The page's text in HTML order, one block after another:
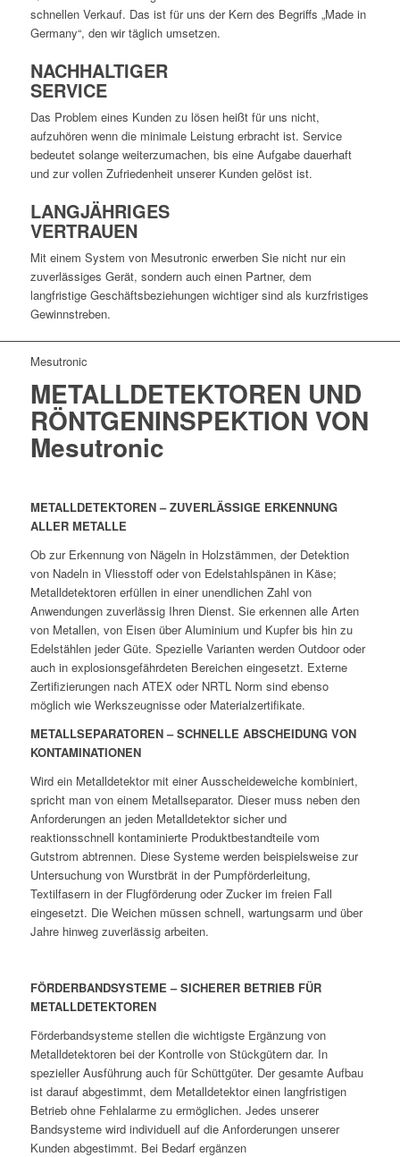
schnellen Verkauf. Das ist für uns der Kern des Begriffs „Made in
Germany“, den wir täglich umsetzen.
NACHHALTIGER
SERVICE
Das Problem eines Kunden zu lösen heißt für uns nicht,
aufzuhören wenn die minimale Leistung erbracht ist. Service
bedeutet solange weiterzumachen, bis eine Aufgabe dauerhaft
und zur vollen Zufriedenheit unserer Kunden gelöst ist.
LANGJÄHRIGES
VERTRAUEN
Mit einem System von Mesutronic erwerben Sie nicht nur ein
zuverlässiges Gerät, sondern auch einen Partner, dem
langfristige Geschäftsbeziehungen wichtiger sind als kurzfristiges
Gewinnstreben.
Mesutronic
METALLDETEKTOREN UND
RÖNTGENINSPEKTION VON
Mesutronic
METALLDETEKTOREN – ZUVERLÄSSIGE ERKENNUNG
ALLER METALLE
Ob zur Erkennung von Nägeln in Holzstämmen, der Detektion
von Nadeln in Vliesstoff oder von Edelstahlspänen in Käse;
Metalldetektoren erfüllen in einer unendlichen Zahl von
Anwendungen zuverlässig Ihren Dienst. Sie erkennen alle Arten
von Metallen, von Eisen über Aluminium und Kupfer bis hin zu
Edelstählen jeder Güte. Spezielle Varianten werden Outdoor oder
auch in explosionsgefährdeten Bereichen eingesetzt. Externe
Zertifizierungen nach ATEX oder NRTL Norm sind ebenso
möglich wie Werkszeugnisse oder Materialzertifikate.
METALLSEPARATOREN – SCHNELLE ABSCHEIDUNG VON
KONTAMINATIONEN
Wird ein Metalldetektor mit einer Ausscheideweiche kombiniert,
spricht man von einem Metallseparator. Dieser muss neben den
Anforderungen an jeden Metalldetektor sicher und
reaktionsschnell kontaminierte Produktbestandteile vom
Gutstrom abtrennen. Diese Systeme werden beispielsweise zur
Untersuchung von Wurstbrät in der Pumpförderleitung,
Textilfasern in der Flugförderung oder Zucker im freien Fall
eingesetzt. Die Weichen müssen schnell, wartungsarm und über
Jahre hinweg zuverlässig arbeiten.
FÖRDERBANDSYSTEME – SICHERER BETRIEB FÜR
METALLDETEKTOREN
Förderbandsysteme stellen die wichtigste Ergänzung von
Metalldetektoren bei der Kontrolle von Stückgütern dar. In
spezieller Ausführung auch für Schüttgüter. Der gesamte Aufbau
ist darauf abgestimmt, dem Metalldetektor einen langfristigen
Betrieb ohne Fehlalarme zu ermöglichen. Jedes unserer
Bandsysteme wird individuell auf die Anforderungen unserer
Kunden abgestimmt. Bei Bedarf ergänzen